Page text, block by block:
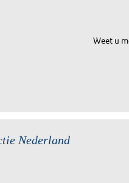
Weet u
Nederland